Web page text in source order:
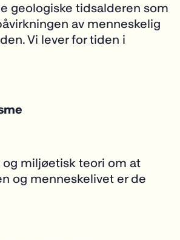
geologiske tidsalderen som
av menneskelig
Vi lever for tiden i
og miljøetisk teori om at
og menneskelivet er de